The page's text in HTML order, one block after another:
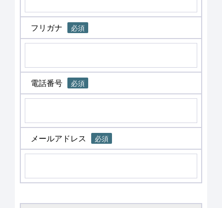
フリガナ 必須
電話番号 必須
メールアドレス 必須